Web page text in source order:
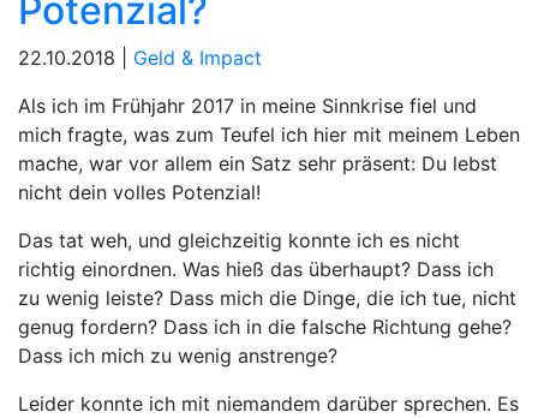
Potenzial?
22.10.2018 | Geld & Impact
Als ich im Frühjahr 2017 in meine Sinnkrise fiel und
mich fragte, was zum Teufel ich hier mit meinem Leben
mache, war vor allem ein Satz sehr präsent: Du lebst
nicht dein volles Potenzial!
Das tat weh, und gleichzeitig konnte ich es nicht
richtig einordnen. Was hieß das überhaupt? Dass ich
zu wenig leiste? Dass mich die Dinge, die ich tue, nicht
genug fordern? Dass ich in die falsche Richtung gehe?
Dass ich mich zu wenig anstrenge?
Leider konnte ich mit niemandem darüber sprechen. Es